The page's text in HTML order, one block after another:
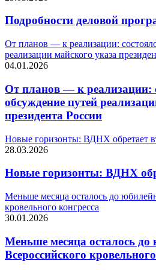
Подробности деловой
От планов — к реализации:
реализации майского указа
04.01.2026
От планов — к реализации:
обсуждение путей
президента России
Новые горизонты: ВДНХ обретает
28.03.2026
Новые горизонты: ВДНХ
Меньше месяца осталось до
кровельного конгресса
30.01.2026
Меньше месяца осталось до
Всероссийского